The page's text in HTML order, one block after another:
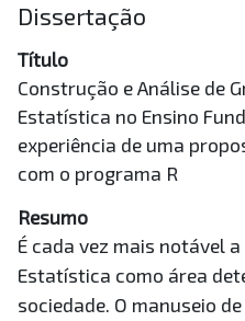
Dissertação
Título
Construção e Análise de
Estatística no Ensino
experiência de uma
com o programa R
Resumo
É cada vez mais notável
Estatística como área
sociedade. O manuseio